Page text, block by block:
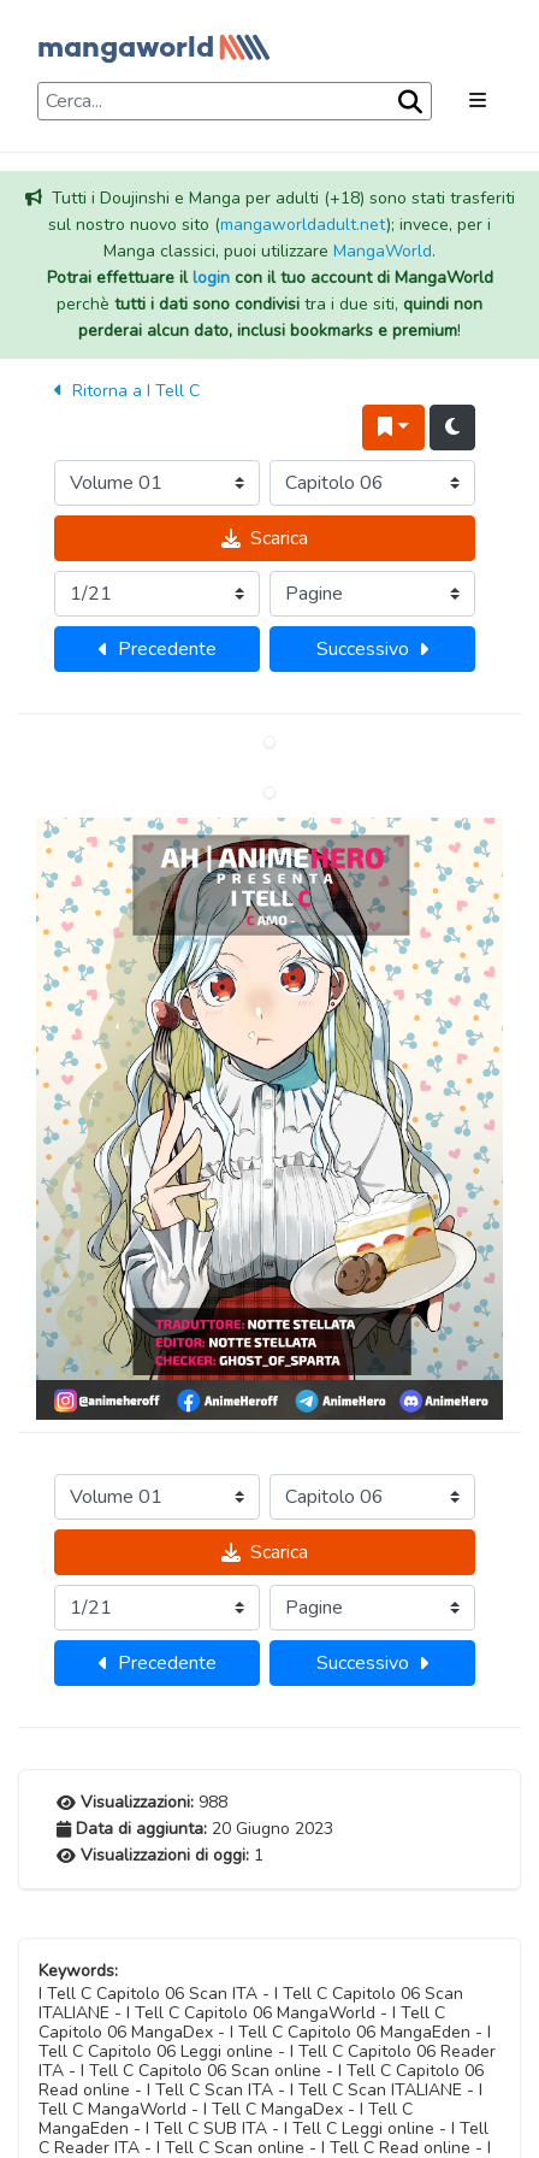
Tutti i Doujinshi e Manga per adulti (+18) sono stati trasferiti
sul nostro nuovo sito (mangaworldadult.net); invece, per i
Manga classici, puoi utilizzare MangaWorld.
Potrai effettuare illogincon il tuo account di MangaWorld
perchè tutti i dati sono condivisi tra i due siti, quindi non
perderai alcun dato, inclusi bookmarks e premium!
Ritorna a I Tell C
Scarica
Precedente Successivo
Scarica
Precedente Successivo
Visualizzazioni: 988
Data di aggiunta: 20 Giugno 2023
Visualizzazioni di oggi: 1
Keywords:
I Tell C Capitolo 06 Scan ITA - I Tell C Capitolo 06 Scan
ITALIANE - I Tell C Capitolo 06 MangaWorld - I Tell C
Capitolo 06 MangaDex - I Tell C Capitolo 06 MangaEden - I
Tell C Capitolo 06 Leggi online - I Tell C Capitolo 06 Reader
ITA - I Tell C Capitolo 06 Scan online - I Tell C Capitolo 06
Read online - I Tell C Scan ITA - I Tell C Scan ITALIANE - I
Tell C MangaWorld - I Tell C MangaDex - I Tell C
MangaEden - I Tell C SUB ITA - I Tell C Leggi online - I Tell
C Reader ITA - I Tell C Scan online - I Tell C Read online - I